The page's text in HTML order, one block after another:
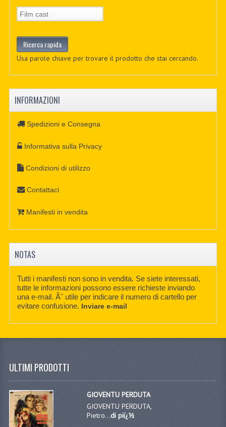
Usa parole chiave per trovare il prodotto che stai cercando.
INFORMAZIONI
Spedizioni e Consegna
Informativa sulla Privacy
Condizioni di utilizzo
Contattaci
Manifesti in vendita
NOTAS
Tutti i manifesti non sono in vendita. Se siete interessati,
tutte le informazioni possono essere richieste inviando
una e-mail. Ãˆ utile per indicare il numero di cartello per
evitare confusione. Inviare e-mail
ULTIMI PRODOTTI
GIOVENTU PERDUTA
GIOVENTU PERDUTA,
Pietro...di piï¿½